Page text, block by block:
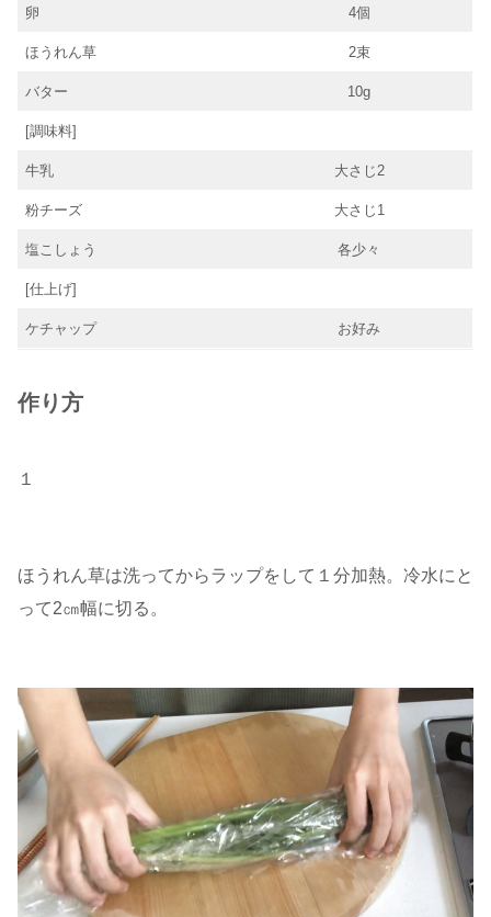
卵 4個
ほうれん草 2束
バター 10g
[調味料]
牛乳 大さじ2
粉チーズ 大さじ1
塩こしょう 各少々
[仕上げ]
ケチャップ お好み
作り方
１
ほうれん草は洗ってからラップをして１分加熱。冷水にと
って2㎝幅に切る。